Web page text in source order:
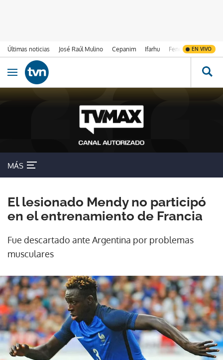
Últimas noticias José Raúl Mulino Cepanim Ifarhu Fenómeno de El
EN VIVO
Ir al contenido
Obrir navegació
MÁS
El lesionado Mendy no participó
en el entrenamiento de Francia
Fue descartado ante Argentina por problemas
musculares